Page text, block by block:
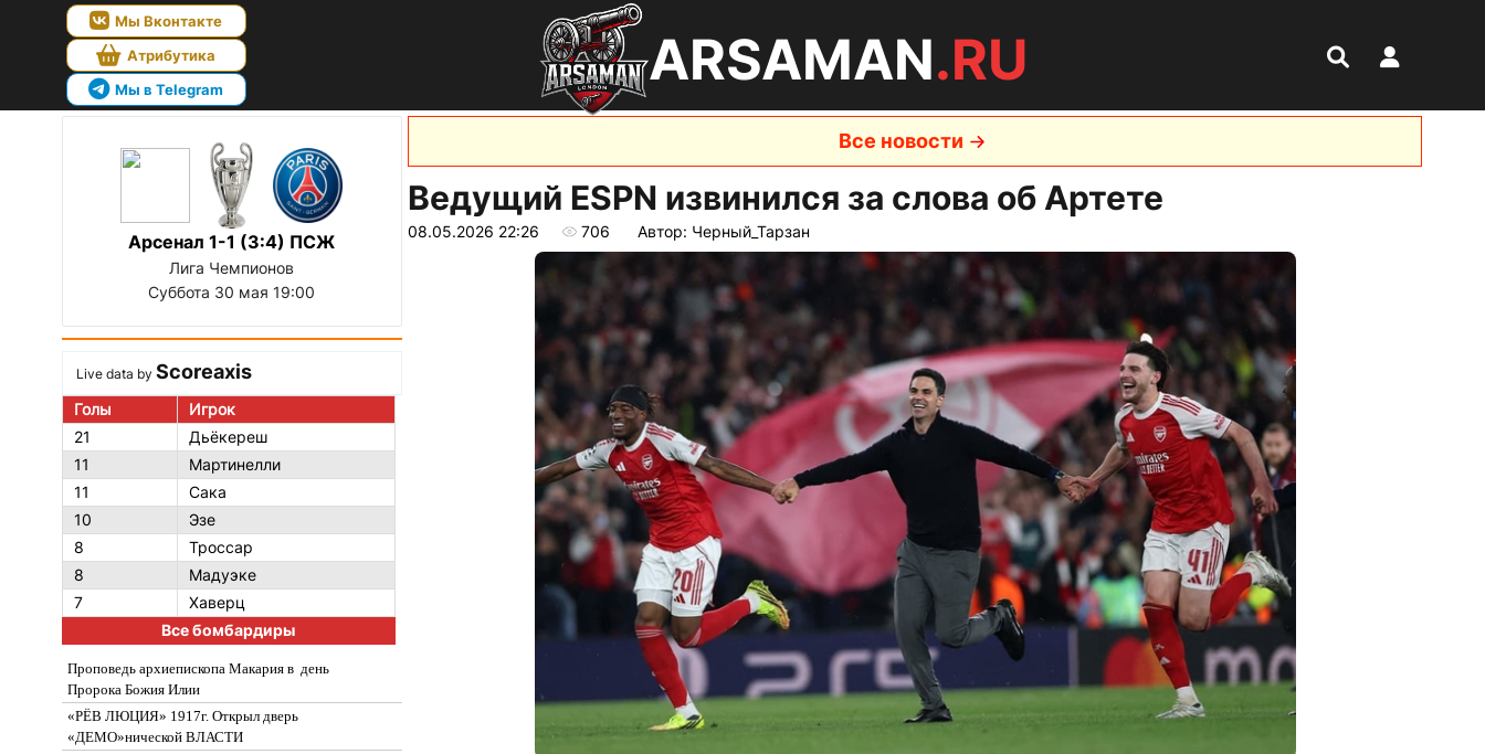
Мы Вконтакте
Атрибутика
Мы в Telegram
ARSAMAN.RU
Арсенал 1-1 (3:4) ПСЖ
Лига Чемпионов
Суббота 30 мая 19:00
Live data by Scoreaxis
Голы
Игрок
21
Дьёкереш
11
Мартинелли
11
Сака
10
Эзе
8
Троссар
8
Мадуэке
7
Хаверц
Все бомбардиры
Проповедь архиепископа Макария в день
Пророка Божия Илии
«РЁВ ЛЮЦИЯ» 1917г. Открыл дверь
«ДЕМО»нической ВЛАСТИ
Все новости
Ведущий ESPN извинился за слова об Артете
08.05.2026 22:26 706 Автор: Черный_Тарзан